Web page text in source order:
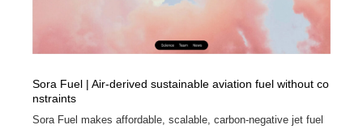
Sora Fuel | Air-derived sustainable aviation fuel without co
nstraints
Sora Fuel makes affordable, scalable, carbon-negative jet fuel